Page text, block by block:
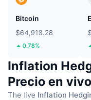
Bitcoin
$64,918.28
0.78%
Inflation
Precio en vivo
The live Inflation